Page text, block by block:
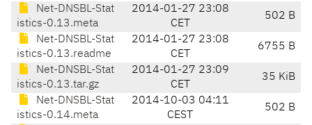
Net-DNSBL-Stat
istics-0.13.meta
2014-01-27 23:08
CET
502 B
Net-DNSBL-Stat
istics-0.13.readme
2014-01-27 23:08
CET
6755 B
Net-DNSBL-Stat
istics-0.13.tar.gz
2014-01-27 23:09
CET
35 KiB
Net-DNSBL-Stat
istics-0.14.meta
2014-10-03 04:11
CEST
502 B